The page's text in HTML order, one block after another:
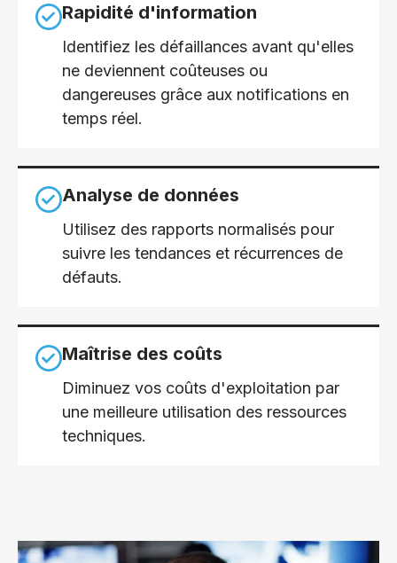
Rapidité d'information
Identifiez les défaillances avant qu'elles
ne deviennent coûteuses ou
dangereuses grâce aux notifications en
temps réel.
Analyse de données
Utilisez des rapports normalisés pour
suivre les tendances et récurrences de
défauts.
Maîtrise des coûts
Diminuez vos coûts d'exploitation par
une meilleure utilisation des ressources
techniques.